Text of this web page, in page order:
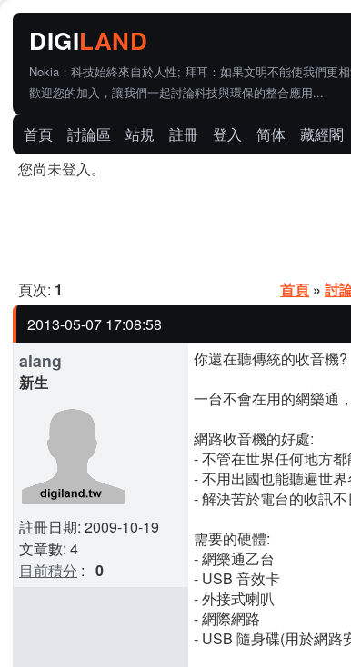
Nokia：科技始終來自於人性; 拜耳：如果文明不能使我們更
歡迎您的加入，讓我們一起討論科技與環保的整合應用...
首頁 討論區 站規 註冊 登入 简体 藏經閣
您尚未登入。
頁次: 1 首頁 » 討
2013-05-07 17:08:58
alang
新生
註冊日期: 2009-10-19
文章數: 4
目前積分 : 0
你還在聽傳統的收音機?
一台不會在用的網樂通
網路收音機的好處:
- 不管在世界任何地方
- 不用出國也能聽遍世
- 解決苦於電台的收訊
需要的硬體:
- 網樂通乙台
- USB 音效卡
- 外接式喇叭
- 網際網路
- USB 隨身碟(用於網路